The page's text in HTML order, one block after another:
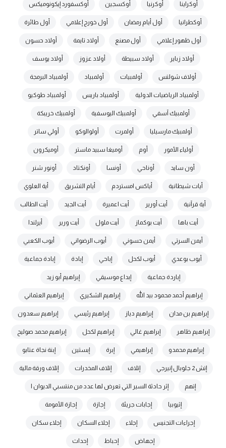
أوكراينا أوكرنيا أوكسجين أوكسفورد إيكونوميكس
أوكطرانيا أول أيام رمضان أول خورج إعلامي أول طائرة
أول ظهور إعلامي أول مصنع أولاد تايمة أولاد حسون
أولاد زباير أولاد سبيطة أولاد عزوز أولاد يوسف
أولاف شولتس أولمبيات أولمبياد أولمبياد البرمجة
أولمبياد الرياضيات الدولية أولمبياد باريس أولمبياد طوكيو
أولمبيك آسفي أولمبيك اليوسفية أولمبيك خريبكة
أولمبيك مارسيليا أولمرت أولوالوكو أولي ساتر
أولياء الأمور أوم أوميغا سبيد ماستر أوميكرون
أون سايد أوناحي أونسا أونكتاد أونور شنر
أيات شيطانية أياكس امستردم أيام التشريق أية العلوي
أية قرآنية أيت أورير أيت اعميرة أيت الجيد أيت الطالب
أيت باها أيت بوكماز أيت ملول أيت ورير أيرلندا
أيمن السرتي أيمن حسوني أيوب الرضواني أيوب الكعبي
أيوب بوعدي أيوب لكحل إباحي إبادة إبادة جماعية
إباردة جماعية إبداع موسيقي إبراهيم أبو زيد
إبراهيم أحمد محمود بيد الله إبراهيم الشكيري إبراهيم العثماني
إبراهيم بن مدان إبراهيم دياز إبراهيم رئيسي إبراهيم سعدون
إبراهيم ظاهر إبراهيم غالي إبراهيم لكحل إبراهيم محمد صوليح
إبراهيم محمدو إبراهيمي إبرة إبستين إبنة نجاة عتابو
إتش 2 جلوبال إنيرجي إتلاف إتلاف المخدرات إتلاف ورقة مالية
إتهم إثر حادثة السير التي تعرض لها عدد من منتسبي الديوان ا
إثيوبيا إجابات جريئة إجازة إجازة الأمومة
إجراءات التجنيس إجلاء إجلاء السكان إجلاء سكان
إجهاض إحباط إحداث